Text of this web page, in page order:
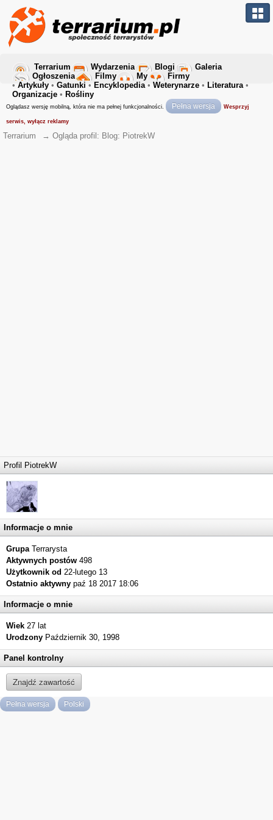
Terrarium Wydarzenia Blogi
Galeria
Ogłoszenia
Filmy My
Firmy
• Artykuły • Gatunki • Encyklopedia• Weterynarze • Literatura•
Organizacje • Rośliny
Oglądasz wersję mobilną, która nie ma pełnej funkcjonalności. Pełna wersja Wesprzyj
serwis, wyłącz reklamy
Terrarium → Ogląda profil: Blog: PiotrekW
Profil PiotrekW
Informacje o mnie
GrupaTerrarysta
Aktywnych postów 498
Użytkownik od 22-lutego 13
Ostatnio aktywny paź 18 2017 18:06
Informacje o mnie
Wiek 27 lat
Urodzony Październik 30, 1998
Panel kontrolny
Znajdź zawartość
Pełna wersja Polski